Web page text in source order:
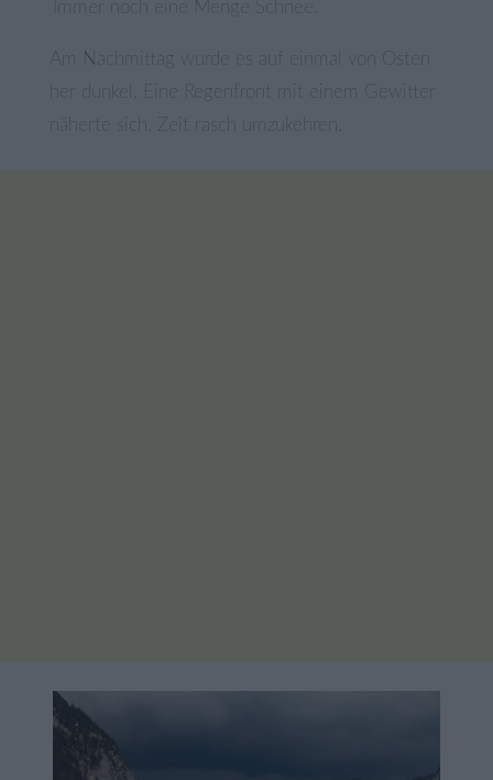
Immer noch eine Menge Schnee.
Am Nachmittag wurde es auf einmal von Osten
her dunkel. Eine Regenfront mit einem Gewitter
näherte sich. Zeit rasch umzukehren.